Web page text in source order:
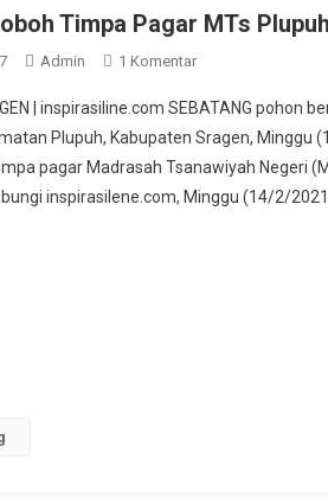
Timpa Pagar MTs
Admin 1 KomentarPada
Besar
Roboh
Timpa
Pagar
| inspirasiline.com SEBATANG
Plupuh, Kabupaten Sragen,
pagar Madrasah Tsanawiyah Negeri
inspirasilene.com, Minggu (14/2/